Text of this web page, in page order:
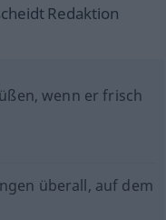
Redaktion
wenn er frisch
überall, auf dem